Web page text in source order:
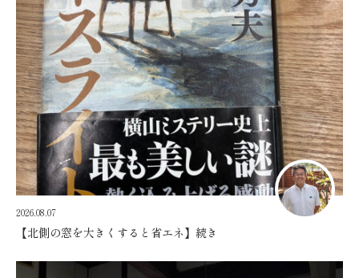
2026.08.07
【北側の窓を大きくすると省エネ】続き